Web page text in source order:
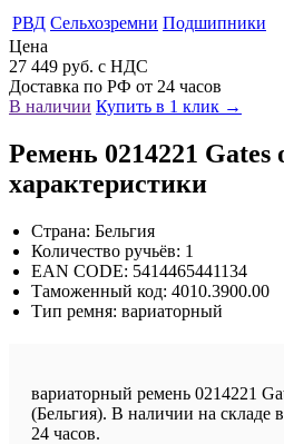
РВД Сельхозремни Подшипники
Цена
27 449 руб. с НДС
Доставка по РФ от 24 часов
В наличии Купить в 1 клик →
Ремень 0214221 Gates
характеристики
Страна: Бельгия
Количество ручьёв: 1
EAN CODE: 5414465441134
Таможенный код: 4010.3900.00
Тип ремня: вариаторный
вариаторный ремень 0214221
(Бельгия). В наличии на складе
24 часов.